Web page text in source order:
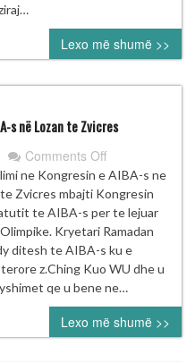
14
QERSHORI”
Lexo më shumë >>
s në Lozan te Zvicres
Comments Offon
Kryetari
i
Fboxk
ne
Kongresin
e
AIBA-
s
në
Lozan
ne Kongresin e AIBA-s ne
Zvicres mbajti Kongresin
te AIBA-s per te lejuar
Kryetari Ramadan
ditesh te AIBA-s ku e
z.Ching Kuo WU dhe u
qe u bene ne…
Lexo më shumë >>